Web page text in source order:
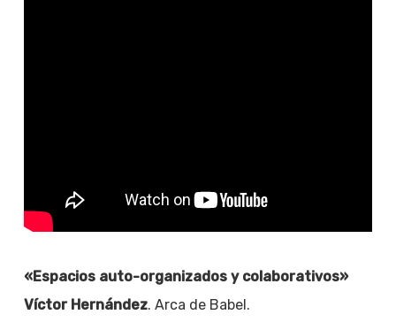
«Espacios auto-organizados y colaborativos»
Víctor Hernández. Arca de Babel.